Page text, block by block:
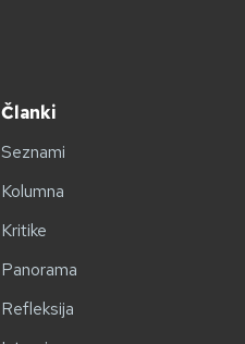
Članki
Seznami
Kolumna
Kritike
Panorama
Refleksija